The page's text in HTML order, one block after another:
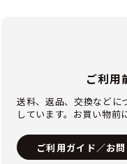
ご利用
送料、返品、交換などに
しています。お買い物前
ご利用ガイド／お